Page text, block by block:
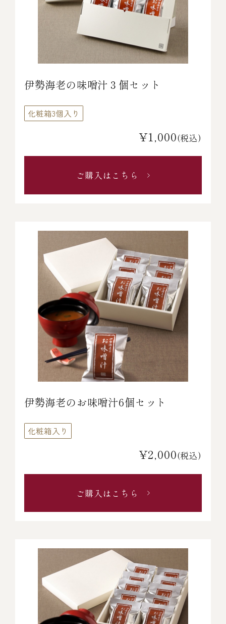
伊勢海老の味噌汁３個セット
化粧箱3個入り
¥1,000(税込)
ご購入はこちら
伊勢海老のお味噌汁6個セット
化粧箱入り
¥2,000(税込)
ご購入はこちら